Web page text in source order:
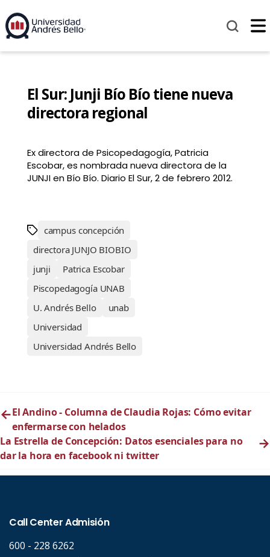
El Sur: Junji Bío Bío tiene nueva
directora regional
Ex directora de Psicopedagogía, Patricia
Escobar, es nombrada nueva directora de la
JUNJI en Bío Bío. Diario El Sur, 2 de febrero 2012.
campus concepción
directora JUNJO BIOBIO
junji
Patrica Escobar
Piscopedagogía UNAB
U. Andrés Bello
unab
Universidad
Universidad Andrés Bello
←El Andino - Columna de Claudia Rojas: Cómo evitar
enfermarse con helados
La Estrella de Concepción: Datos esenciales para no
dar la hora en facebook ni twitter
→